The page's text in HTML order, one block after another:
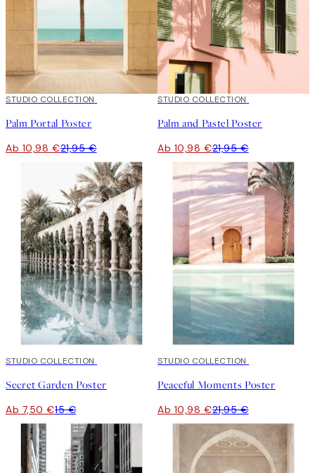
50%*
STUDIO COLLECTION
Palm Portal Poster
Ab 10,98 €21,95 €
50%*
STUDIO COLLECTION
Palm and Pastel Poster
Ab 10,98 €21,95 €
50%*
STUDIO COLLECTION
Secret Garden Poster
Ab 7,50 €15 €
50%*
STUDIO COLLECTION
Peaceful Moments Poster
Ab 10,98 €21,95 €